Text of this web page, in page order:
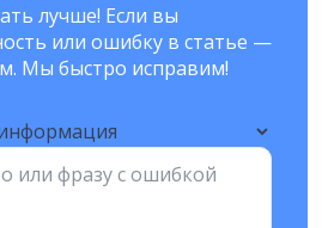
лучше! Если вы
или ошибку в статье —
Мы быстро исправим!